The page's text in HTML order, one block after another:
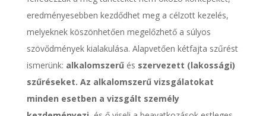
eredményesebben kezdődhet meg a célzott kezelés,
melyeknek köszönhetően megelőzhető a súlyos
szövődmények kialakulása. Alapvetően kétfajta szűrést
ismerünk: alkalomszerű és szervezett (lakossági)
szűréseket. Az alkalomszerű vizsgálatokat
minden esetben a vizsgált személy